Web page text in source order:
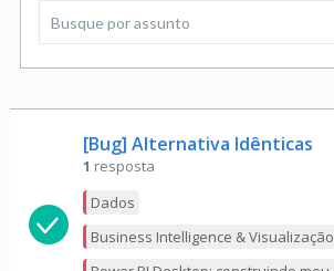
[Bug] Alternativa Idênticas
1 resposta
Dados
Business Intelligence & Visualização